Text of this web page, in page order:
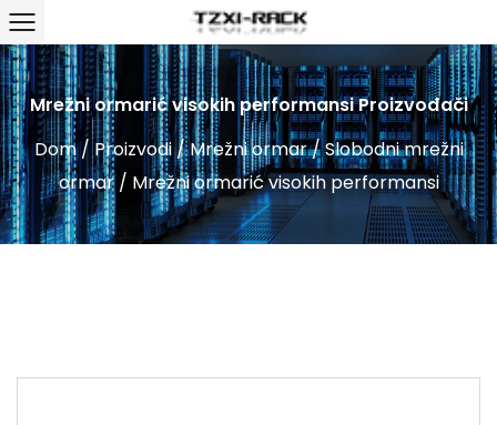
Mrežni ormarić visokih performansi Proizvođači
Dom/Proizvodi/Mrežni ormar/Slobodni mrežni
ormar/ Mrežni ormarić visokih performansi